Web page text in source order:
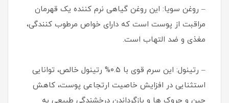
– روغن سویا: این روغن گیاهی نرم کننده یک قهرمان
مراقبت از پوست است که دارای خواص مرطوب کنندگی،
مغذی و ضد التهاب است.
– رتینول: این سرم قوی با ۰.۵% رتینول خالص، توانایی
استثنایی در افزایش خاصیت ارتجاعی پوست، کاهش
چین و چروک ها و بازگرداندن درخشندگی طبیعی به